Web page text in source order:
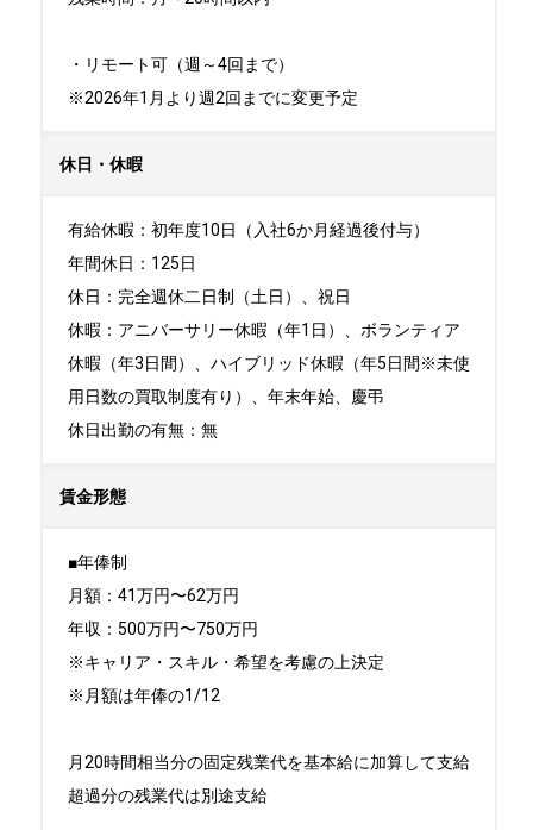
・リモート可（週～4回まで）
※2026年1月より週2回までに変更予定
休日・休暇
有給休暇：初年度10日（入社6か月経過後付与）
年間休日：125日
休日：完全週休二日制（土日）、祝日
休暇：アニバーサリー休暇（年1日）、ボランティア
休暇（年3日間）、ハイブリッド休暇（年5日間※未使
用日数の買取制度有り）、年末年始、慶弔
休日出勤の有無：無
賃金形態
■年俸制
月額：41万円〜62万円
年収：500万円〜750万円
※キャリア・スキル・希望を考慮の上決定
※月額は年俸の1/12
月20時間相当分の固定残業代を基本給に加算して支給
超過分の残業代は別途支給